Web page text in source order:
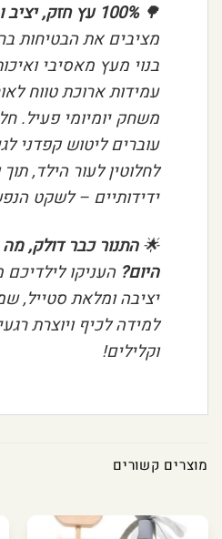
🌳100% עץ חזק, יציב ובטוח:
מציבים את הבטיחות
בנוי מעץ מאסיבי
עמידות ארוכת טווח
משחק יומיומי פעיל.
עוברים ליטוש קפדני
לחלוטין לעור הילד,
ידידותיים – לשקט
🌟התנור כבר דולק,
היום? העניקו
יציבה ומלאת סטייל,
למידה לכיף ויוצרת
וקלילים!
מוצרים קשורים